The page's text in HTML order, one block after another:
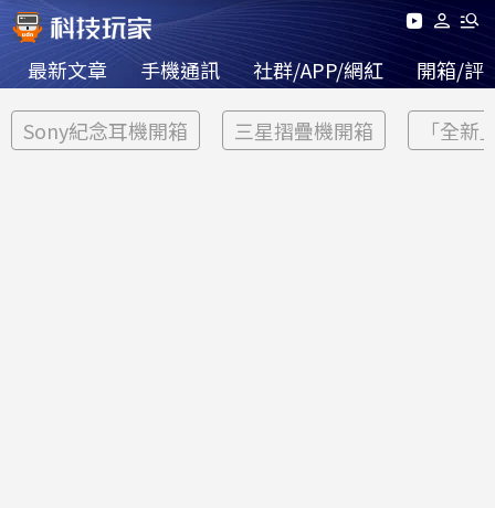
最新文章 手機通訊 社群/APP/網紅 開箱/評
Sony紀念耳機開箱 三星摺疊機開箱 「全新